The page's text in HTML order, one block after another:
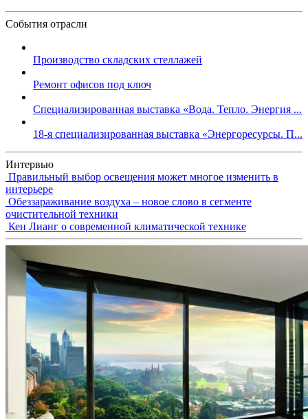
События отрасли
Производство складских стеллажей
Ремонт офисов под ключ
Специализированная выставка «Вода. Тепло. Энергия ...
18-я специализированная выставка «Энергоресурсы. П...
Интервью
Правильный выбор освещения может многое изменить в
интерьере
Обеззараживание воздуха – новое слово в сегменте
очистительной техники
Кен Лианг о современной климатической технике